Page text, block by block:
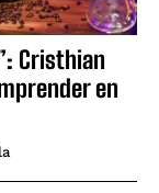
Cristhian
en